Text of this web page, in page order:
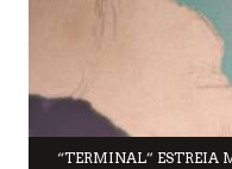
“TERMINAL” ESTREIA